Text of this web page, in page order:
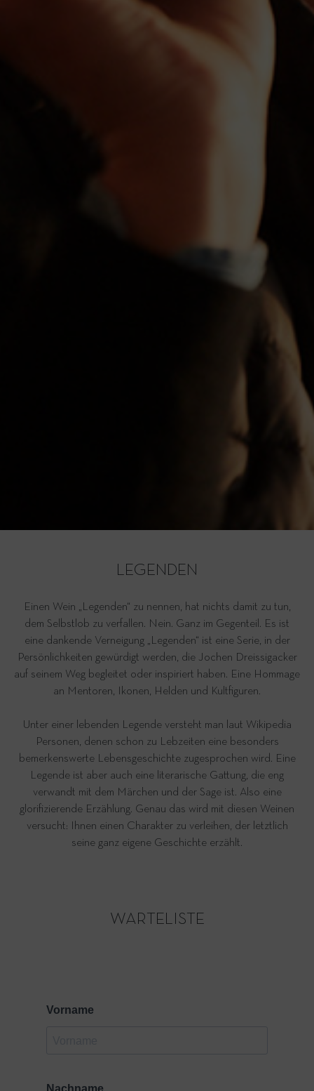
LEGENDEN
Einen Wein „Legenden“ zu nennen, hat nichts damit zu tun,
dem Selbstlob zu verfallen. Nein. Ganz im Gegenteil. Es ist
eine dankende Verneigung „Legenden“ ist eine Serie, in der
Persönlichkeiten gewürdigt werden, die Jochen Dreissigacker
auf seinem Weg begleitet oder inspiriert haben. Eine Hommage
an Mentoren, Ikonen, Helden und Kultfiguren.
Unter einer lebenden Legende versteht man laut Wikipedia
Personen, denen schon zu Lebzeiten eine besonders
bemerkenswerte Lebensgeschichte zugesprochen wird. Eine
Legende ist aber auch eine literarische Gattung, die eng
verwandt mit dem Märchen und der Sage ist. Also eine
glorifizierende Erzählung. Genau das wird mit diesen Weinen
versucht: Ihnen einen Charakter zu verleihen, der letztlich
seine ganz eigene Geschichte erzählt.
WARTELISTE